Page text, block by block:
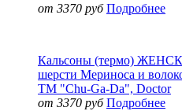
от 3370 руб Подробнее
Кальсоны (термо)
шерсти Мериноса и
ТМ "Chu-Ga-Da", Doctor
от 3370 руб Подробнее